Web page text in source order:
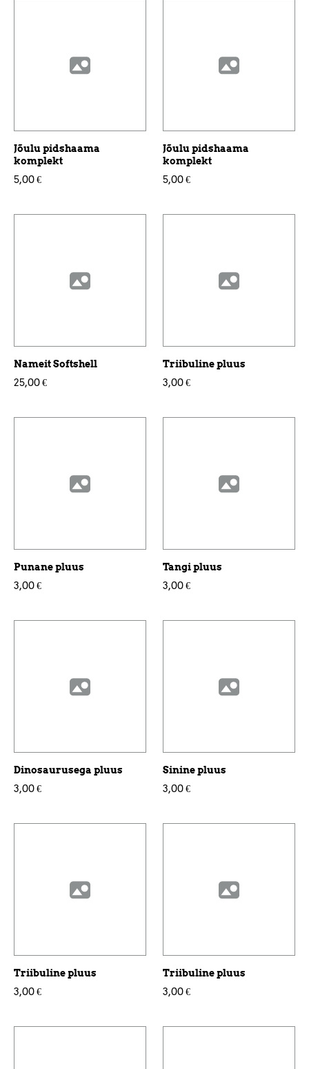
Jõulu pidshaama
komplekt
5,00 €
Jõulu pidshaama
komplekt
5,00 €
Nameit Softshell
25,00 €
Triibuline pluus
3,00 €
Punane pluus
3,00 €
Tangi pluus
3,00 €
Dinosaurusega pluus
3,00 €
Sinine pluus
3,00 €
Triibuline pluus
3,00 €
Triibuline pluus
3,00 €